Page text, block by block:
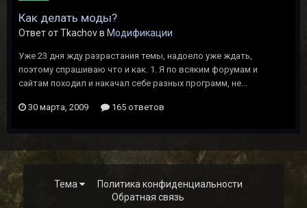
Как делать моды?
Ответ от Tkachov в Модификации
Уже 23 дня жду разрастания темы, надоело уже ждать,
поэтому спрашиваю что и как. 1. Я по всяким форумам и
сайтам походил и накачал себе разных программ, не...
30 марта, 2009 165 ответов
Тема
Политика конфиденциальности
Обратная связь